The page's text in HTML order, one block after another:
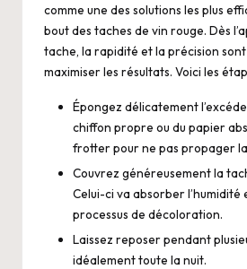
comme une des solutions les plus
bout des taches de vin rouge. Dès
tache, la rapidité et la précision
maximiser les résultats. Voici les
Épongez délicatement
chiffon propre ou du papier
frotter pour ne pas propager
Couvrez généreusement la
Celui-ci va absorber l’humidité
processus de décoloration.
Laissez reposer pendant
idéalement toute la nuit.